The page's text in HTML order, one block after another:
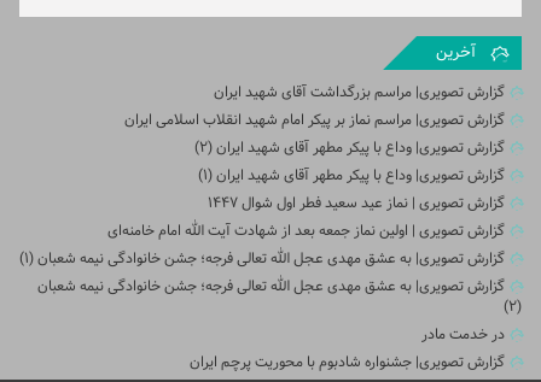
آخرین
گزارش تصویری| مراسم بزرگداشت آقای شهید ایران
گزارش تصویری| مراسم نماز بر پیکر امام شهید انقلاب اسلامی ایران
گزارش تصویری| وداع با پیکر مطهر آقای شهید ایران (2)
گزارش تصویری| وداع با پیکر مطهر آقای شهید ایران (1)
گزارش تصویری | نماز عید سعید فطر اول شوال ۱۴۴۷
گزارش تصویری | اولین نماز جمعه بعد از شهادت آیت الله امام خامنه‌ای
گزارش تصویری| به عشق مهدی عجل الله تعالی فرجه؛ جشن خانوادگی نیمه شعبان (۱)
گزارش تصویری| به عشق مهدی عجل الله تعالی فرجه؛ جشن خانوادگی نیمه شعبان
(۲)
در خدمت مادر
گزارش تصویری| جشنواره شادبوم با محوریت پرچم ایران